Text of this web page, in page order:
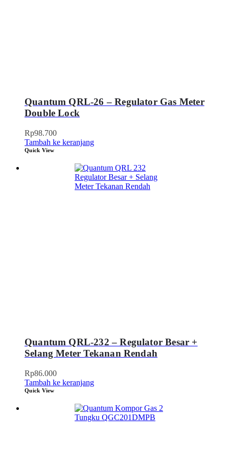
Quantum QRL-26 – Regulator Gas Meter
Double Lock
Rp98.700
Tambah ke keranjang
Quick View
Quantum QRL-232 – Regulator Besar +
Selang Meter Tekanan Rendah
Rp86.000
Tambah ke keranjang
Quick View